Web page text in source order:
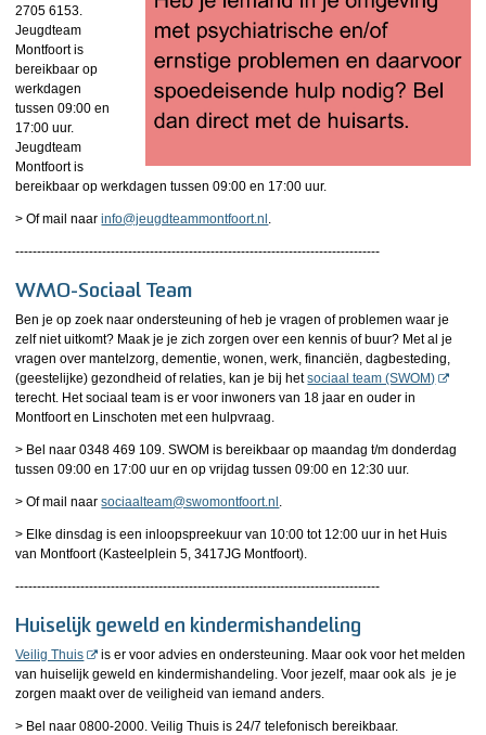
2705 6153.
Jeugdteam
Montfoort is
bereikbaar op
werkdagen
tussen 09:00 en
17:00 uur.
Jeugdteam
Montfoort is
bereikbaar op werkdagen tussen 09:00 en 17:00 uur.
> Of mail naarinfo@jeugdteammontfoort.nl .
------------------------------------------------------------------------------------
WMO-Sociaal Team
Ben je op zoek naar ondersteuning of heb je vragen of problemen waar je
zelf niet uitkomt? Maak je je zich zorgen over een kennis of buur? Met al je
vragen over mantelzorg, dementie, wonen, werk, financiën, dagbesteding,
(geestelijke) gezondheid of relaties, kan je bij hetsociaal team (SWOM)
terecht. Het sociaal team is er voor inwoners van 18 jaar en ouder in
Montfoort en Linschoten met een hulpvraag.
> Bel naar 0348 469 109. SWOM is bereikbaar op maandag t/m donderdag
tussen 09:00 en 17:00 uur en op vrijdag tussen 09:00 en 12:30 uur.
> Of mail naarsociaalteam@swomontfoort.nl .
> Elke dinsdag is een inloopspreekuur van 10:00 tot 12:00 uur in het Huis
van Montfoort (Kasteelplein 5, 3417JG Montfoort).
------------------------------------------------------------------------------------
Huiselijk geweld en kindermishandeling
Veilig Thuis
is er voor advies en ondersteuning. Maar ook voor het melden
van huiselijk geweld en kindermishandeling. Voor jezelf, maar ook als je je
zorgen maakt over de veiligheid van iemand anders.
> Bel naar 0800-2000. Veilig Thuis is 24/7 telefonisch bereikbaar.